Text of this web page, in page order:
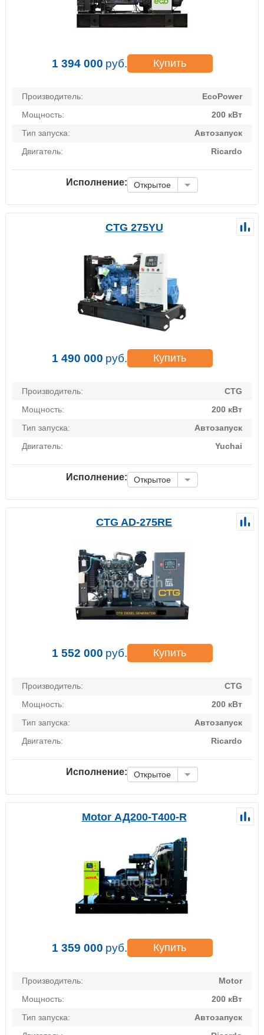
1 394 000 руб. Купить
Производитель:
EcoPower
Мощность:
200 кВт
Тип запуска:
Автозапуск
Двигатель:
Ricardo
Исполнение: Открытое
CTG 275YU
1 490 000 руб. Купить
Производитель:
CTG
Мощность:
200 кВт
Тип запуска:
Автозапуск
Двигатель:
Yuchai
Исполнение: Открытое
CTG AD-275RE
1 552 000 руб. Купить
Производитель:
CTG
Мощность:
200 кВт
Тип запуска:
Автозапуск
Двигатель:
Ricardo
Исполнение: Открытое
Motor АД200-Т400-R
1 359 000 руб. Купить
Производитель:
Motor
Мощность:
200 кВт
Тип запуска:
Автозапуск